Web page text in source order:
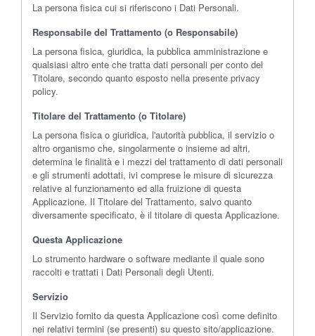
La persona fisica cui si riferiscono i Dati Personali.
Responsabile del Trattamento (o Responsabile)
La persona fisica, giuridica, la pubblica amministrazione e
qualsiasi altro ente che tratta dati personali per conto del
Titolare, secondo quanto esposto nella presente privacy
policy.
Titolare del Trattamento (o Titolare)
La persona fisica o giuridica, l'autorità pubblica, il servizio o
altro organismo che, singolarmente o insieme ad altri,
determina le finalità e i mezzi del trattamento di dati personali
e gli strumenti adottati, ivi comprese le misure di sicurezza
relative al funzionamento ed alla fruizione di questa
Applicazione. Il Titolare del Trattamento, salvo quanto
diversamente specificato, è il titolare di questa Applicazione.
Questa Applicazione
Lo strumento hardware o software mediante il quale sono
raccolti e trattati i Dati Personali degli Utenti.
Servizio
Il Servizio fornito da questa Applicazione così come definito
nei relativi termini (se presenti) su questo sito/applicazione.